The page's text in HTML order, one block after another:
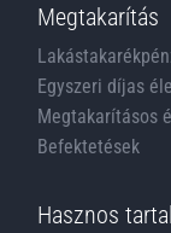
Megtakarítás
Egyszeri díjas
Megtakarításos
Befektetések
Hasznos